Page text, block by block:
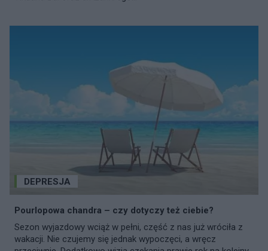
DEPRESJA
Pourlopowa chandra – czy dotyczy też ciebie?
Sezon wyjazdowy wciąż w pełni, część z nas już wróciła z
wakacji. Nie czujemy się jednak wypoczęci, a wręcz